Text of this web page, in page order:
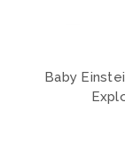
Baby